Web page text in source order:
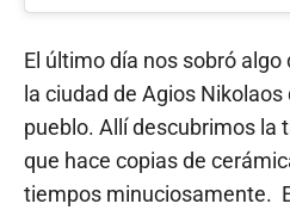
El último día nos sobró
la ciudad de Agios
pueblo. Allí descubrimos la
que hace copias de
tiempos minuciosamente.